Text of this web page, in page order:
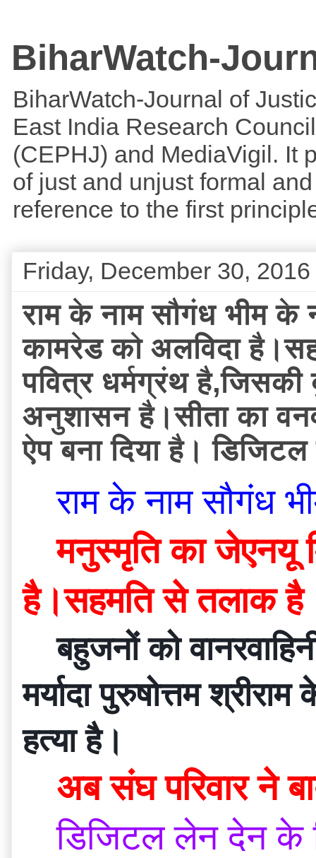
BiharWatch-
BiharWatch-Journal of
East India Research
(CEPHJ) and MediaVigil. It
of just and unjust formal
reference to the first
Friday, December 30, 2016
राम के नाम सौगंध भीम के
कामरेड को अलविदा
पवित्र धर्मग्रंथ है,जिसकी
अनुशासन है।सीता का
ऐप बना दिया है।
राम के नाम सौगंध
मनुस्मृति का जेएनयू
है।सहमति से तलाक
बहुजनों को
मर्यादा पुरुषोत्तम
हत्या है।
अब संघ परिवार ने
डिजिटल लेन देन के